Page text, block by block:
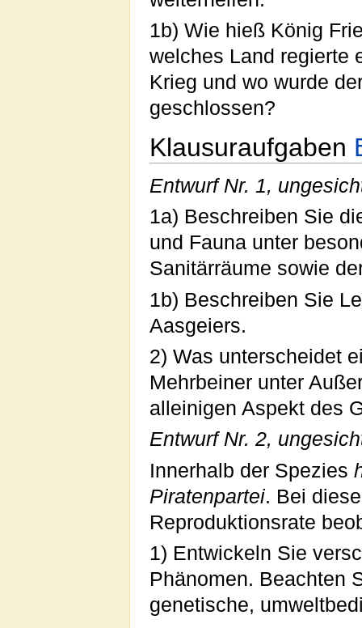
1b) Wie hieß König
welches Land regierte
Krieg und wo wurde
geschlossen?
Klausuraufgaben
Entwurf Nr. 1,
1a) Beschreiben Sie
und Fauna unter
Sanitärräume sowie
1b) Beschreiben Sie
Aasgeiers.
2) Was unterscheidet
Mehrbeiner unter
alleinigen Aspekt des
Entwurf Nr. 2,
Innerhalb der Spezies
Piratenpartei. Bei
Reproduktionsrate
1) Entwickeln Sie
Phänomen. Beachten
genetische,